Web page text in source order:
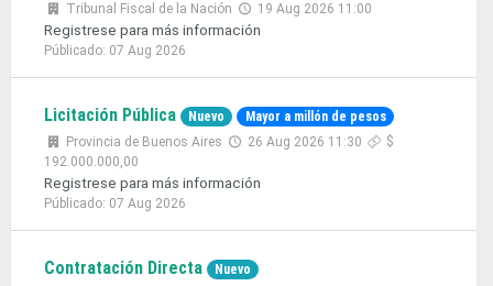
Tribunal Fiscal de la Nación
19 Aug 2026 11:00
Registrese para más información
Públicado: 07 Aug 2026
Licitación Pública Nuevo
Mayor a millón de pesos
Provincia de Buenos Aires
26 Aug 2026 11:30
$
192.000.000,00
Registrese para más información
Públicado: 07 Aug 2026
Contratación Directa
Nuevo